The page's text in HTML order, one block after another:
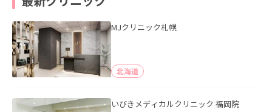
MJクリニック札幌
北海道
いびきメディカルクリニック 福岡院